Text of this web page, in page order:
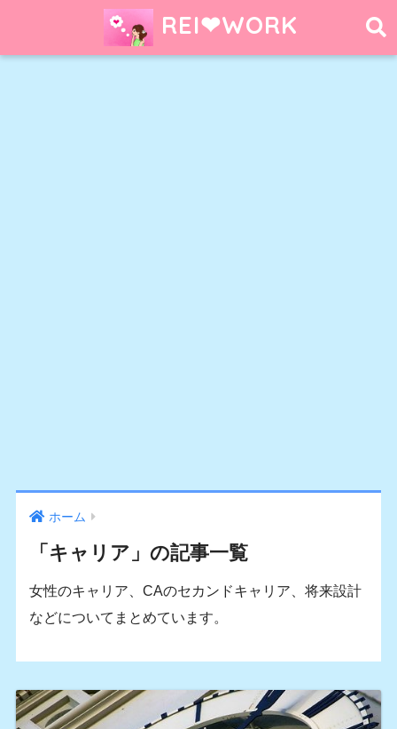
REI❤︎WORK
ホーム
「キャリア」の記事一覧
女性のキャリア、CAのセカンドキャリア、将来設計
などについてまとめています。